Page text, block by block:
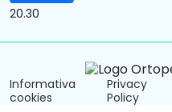
Informativa
cookies
Privacy
Policy